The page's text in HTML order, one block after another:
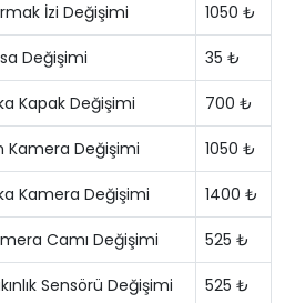
İzi Değişimi 1050 ₺
Değişimi 35 ₺
Kapak Değişimi 700 ₺
Kamera Değişimi 1050 ₺
Kamera Değişimi 1400 ₺
Camı Değişimi 525 ₺
Sensörü Değişimi 525 ₺